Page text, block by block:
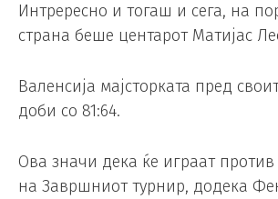
Интрересно и тогаш и сега, на
страна беше центарот Матијас
Валенсија мајсторката пред
доби со 81:64.
Ова значи дека ќе играат
на Завршниот турнир, додека